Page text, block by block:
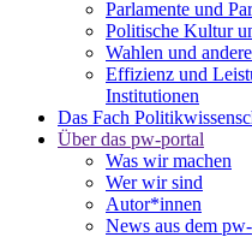
Parlamente und
Politische Kultur
Wahlen und
Effizienz und
Institutionen
Das Fach
Über das pw-portal
Was wir machen
Wer wir sind
Autor*innen
News aus dem